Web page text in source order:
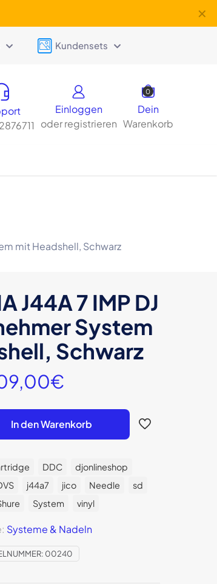
✕
Kundensets
Einloggen
oder registrieren
0
Dein
Warenkorb
mit Headshell, Schwarz
J44A 7 IMP DJ
System
Schwarz
€
In den Warenkorb
00240
Systeme & Nadeln
DDC
djonlineshop
j44a7 jico Needle
sd
System vinyl